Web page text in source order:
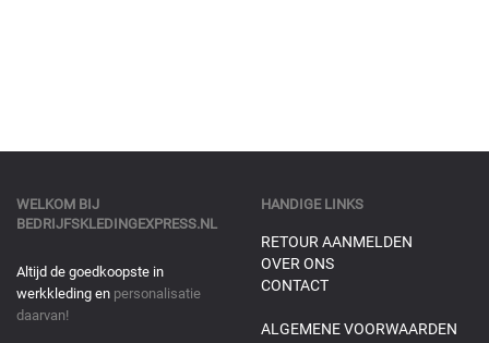
WELKOM BIJ
BEDRIJFSKLEDINGEXPRESS.NL
Altijd de goedkoopste in
werkkleding en personalisatie
daarvan!
HANDIGE LINKS
RETOUR AANMELDEN
OVER ONS
CONTACT
ALGEMENE VOORWAARDEN